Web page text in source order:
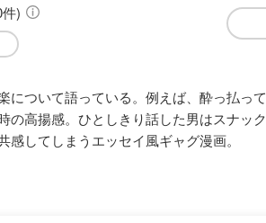
)
ついて語っている。例えば、酔っ払っ
の高揚感。ひとしきり話した男はスナ
してしまうエッセイ風ギャグ漫画。